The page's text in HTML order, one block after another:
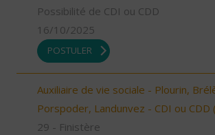
Possibilité de CDI ou CDD
16/10/2025
POSTULER
Auxiliaire de vie sociale - Plourin,
Porspoder, Landunvez - CDI ou CDD
29 - Finistère